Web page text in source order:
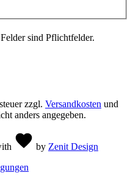
sind Pflichtfelder.
zzgl. Versandkosten und
anders angegeben.
by Zenit Design